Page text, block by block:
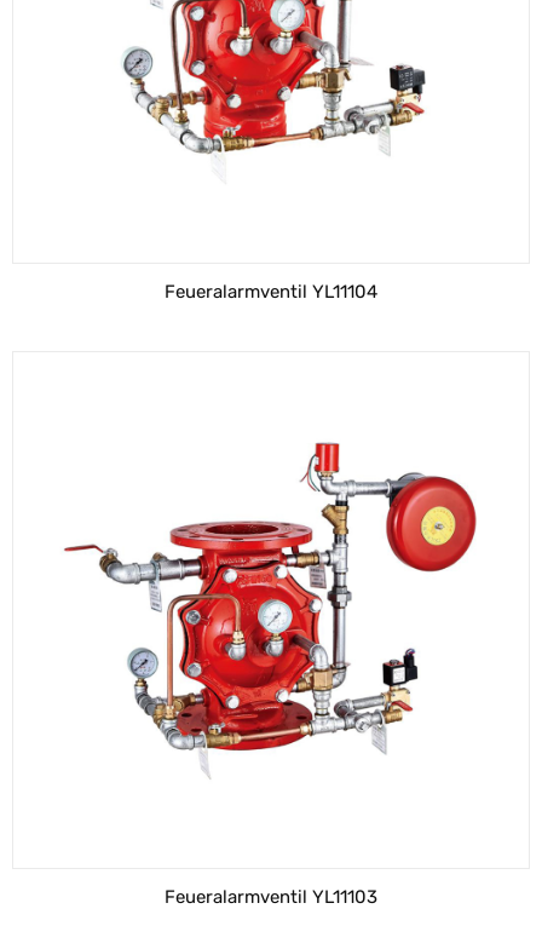
Feueralarmventil YL11104
Feueralarmventil YL11103